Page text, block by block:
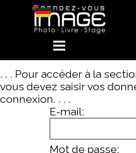
Aller au contenu
Sauter le menu
. . . Pour accéder à la
vous devez saisir vos
connexion. . . .
E-mail:
Mot de passe: